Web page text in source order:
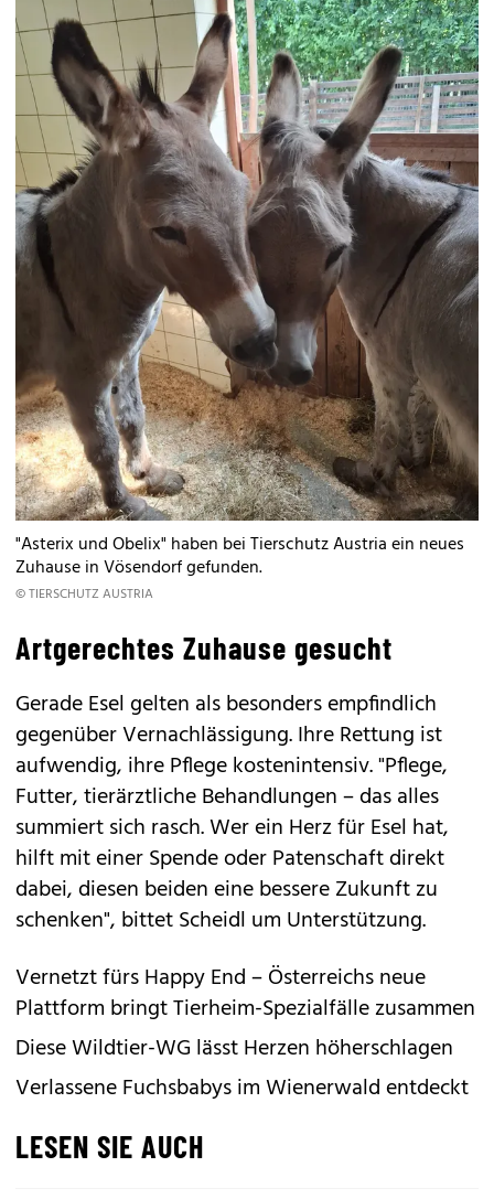
"Asterix und Obelix" haben bei Tierschutz Austria ein neues
Zuhause in Vösendorf gefunden.
© TIERSCHUTZ AUSTRIA
Artgerechtes Zuhause gesucht
Gerade Esel gelten als besonders empfindlich
gegenüber Vernachlässigung. Ihre Rettung ist
aufwendig, ihre Pflege kostenintensiv. "Pflege,
Futter, tierärztliche Behandlungen – das alles
summiert sich rasch. Wer ein Herz für Esel hat,
hilft mit einer Spende oder Patenschaft direkt
dabei, diesen beiden eine bessere Zukunft zu
schenken", bittet Scheidl um Unterstützung.
Vernetzt fürs Happy End – Österreichs neue
Plattform bringt Tierheim-Spezialfälle zusammen
Diese Wildtier-WG lässt Herzen höherschlagen
Verlassene Fuchsbabys im Wienerwald entdeckt
LESEN SIE AUCH